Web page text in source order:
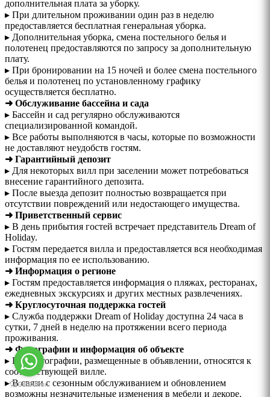
дополнительная плата за уборку.
▸ При длительном проживании один раз в неделю
предоставляется бесплатная генеральная уборка.
▸ Дополнительная уборка, смена постельного белья и
полотенец предоставляются по запросу за дополнительную
плату.
▸ При бронировании на 15 ночей и более смена постельного
белья и полотенец по установленному графику
осуществляется бесплатно.
➜ Обслуживание бассейна и сада
▸ Бассейн и сад регулярно обслуживаются
специализированной командой.
▸ Все работы выполняются в часы, которые по возможности
не доставляют неудобств гостям.
➜ Гарантийный депозит
▸ Для некоторых вилл при заселении может потребоваться
внесение гарантийного депозита.
▸ После выезда депозит полностью возвращается при
отсутствии повреждений или недостающего имущества.
➜ Приветственный сервис
▸ В день прибытия гостей встречает представитель Dream of
Holiday.
▸ Гостям передается вилла и предоставляется вся необходимая
информация по ее использованию.
➜ Информация о регионе
▸ Гостям предоставляется информация о пляжах, ресторанах,
ежедневных экскурсиях и других местных развлечениях.
➜ Круглосуточная поддержка гостей
▸ Служба поддержки Dream of Holiday доступна 24 часа в
сутки, 7 дней в неделю на протяжении всего периода
проживания.
➜ Фотографии и информация об объекте
▸ Все фотографии, размещенные в объявлении, относятся к
соответствующей вилле.
▸ В связи с сезонным обслуживанием и обновлением
возможны незначительные изменения в мебели и декоре.